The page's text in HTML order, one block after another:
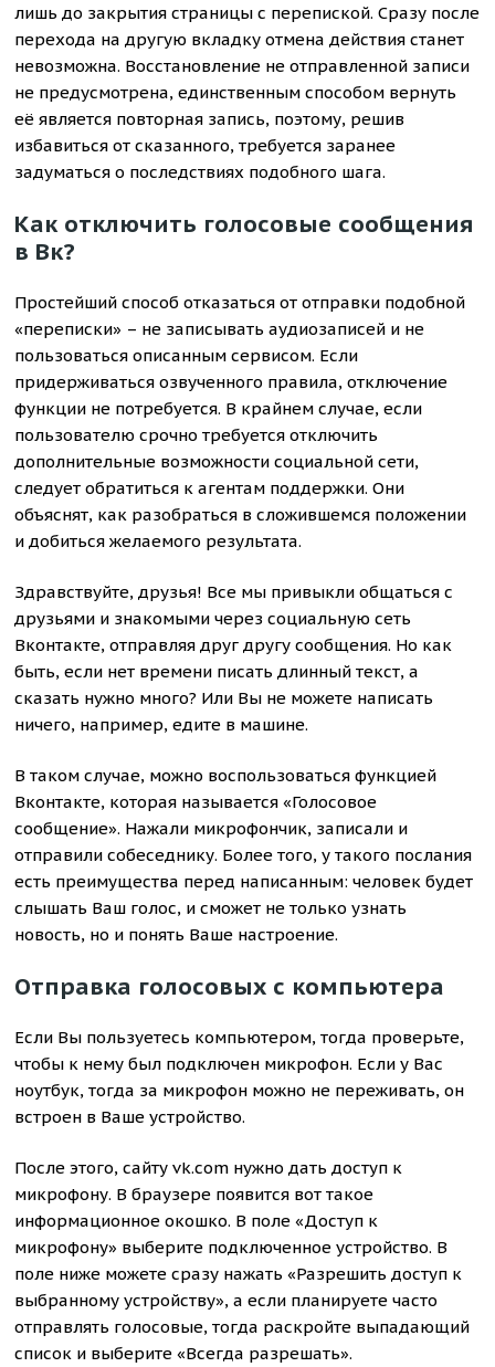
лишь до закрытия страницы с перепиской. Сразу после
перехода на другую вкладку отмена действия станет
невозможна. Восстановление не отправленной записи
не предусмотрена, единственным способом вернуть
её является повторная запись, поэтому, решив
избавиться от сказанного, требуется заранее
задуматься о последствиях подобного шага.
Как отключить голосовые сообщения
в Вк?
Простейший способ отказаться от отправки подобной
«переписки» – не записывать аудиозаписей и не
пользоваться описанным сервисом. Если
придерживаться озвученного правила, отключение
функции не потребуется. В крайнем случае, если
пользователю срочно требуется отключить
дополнительные возможности социальной сети,
следует обратиться к агентам поддержки. Они
объяснят, как разобраться в сложившемся положении
и добиться желаемого результата.
Здравствуйте, друзья! Все мы привыкли общаться с
друзьями и знакомыми через социальную сеть
Вконтакте, отправляя друг другу сообщения. Но как
быть, если нет времени писать длинный текст, а
сказать нужно много? Или Вы не можете написать
ничего, например, едите в машине.
В таком случае, можно воспользоваться функцией
Вконтакте, которая называется «Голосовое
сообщение». Нажали микрофончик, записали и
отправили собеседнику. Более того, у такого послания
есть преимущества перед написанным: человек будет
слышать Ваш голос, и сможет не только узнать
новость, но и понять Ваше настроение.
Отправка голосовых с компьютера
Если Вы пользуетесь компьютером, тогда проверьте,
чтобы к нему был подключен микрофон. Если у Вас
ноутбук, тогда за микрофон можно не переживать, он
встроен в Ваше устройство.
После этого, сайту vk.com нужно дать доступ к
микрофону. В браузере появится вот такое
информационное окошко. В поле «Доступ к
микрофону» выберите подключенное устройство. В
поле ниже можете сразу нажать «Разрешить доступ к
выбранному устройству», а если планируете часто
отправлять голосовые, тогда раскройте выпадающий
список и выберите «Всегда разрешать».